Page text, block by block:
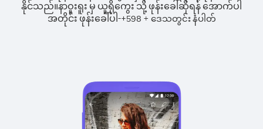
နိုင်သည်။နာဝူးရူး မှ ယူရိုကွေး သို့ ဖုန်းခေါ်ဆိုရန် အောက်ပါ
အတိုင်း ဖုန်းခေါ်ပါ-+598 + ဒေသတွင်း နံပါတ်